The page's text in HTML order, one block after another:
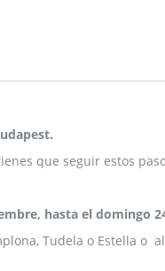
que seguir estos
hasta el domingo
Tudela o Estella o